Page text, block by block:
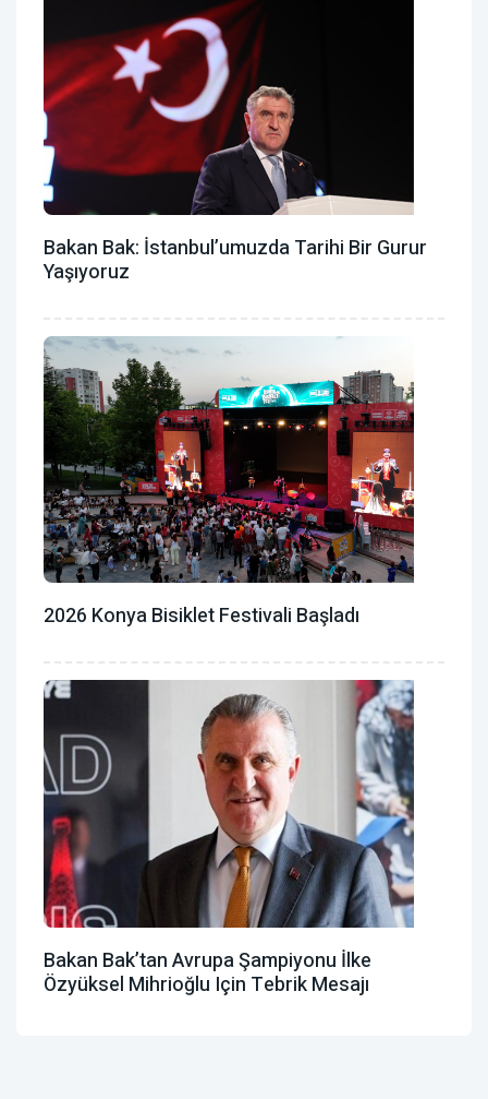
Bakan Bak: İstanbul’umuzda Tarihi Bir Gurur
Yaşıyoruz
2026 Konya Bisiklet Festivali Başladı
Bakan Bak’tan Avrupa Şampiyonu İlke
Özyüksel Mihrioğlu Için Tebrik Mesajı